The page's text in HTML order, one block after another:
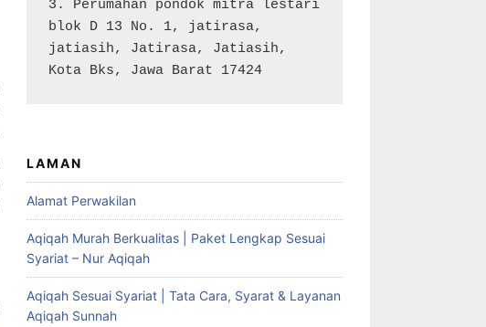
3. Perumahan pondok mitra lestari
blok D 13 No. 1, jatirasa,
jatiasih, Jatirasa, Jatiasih,
Kota Bks, Jawa Barat 17424
LAMAN
Alamat Perwakilan
Aqiqah Murah Berkualitas | Paket Lengkap Sesuai
Syariat – Nur Aqiqah
Aqiqah Sesuai Syariat | Tata Cara, Syarat & Layanan
Aqiqah Sunnah